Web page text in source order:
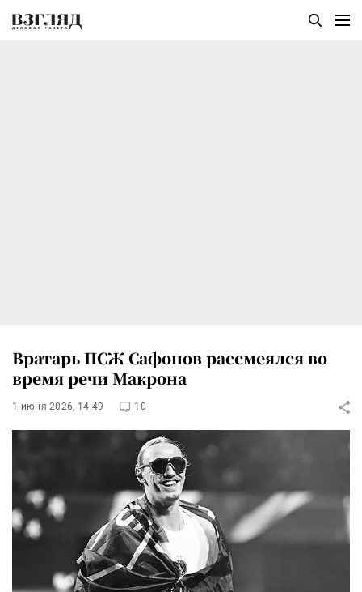
Вратарь ПСЖ Сафонов рассмеялся во
время речи Макрона
1 июня 2026, 14:49 10